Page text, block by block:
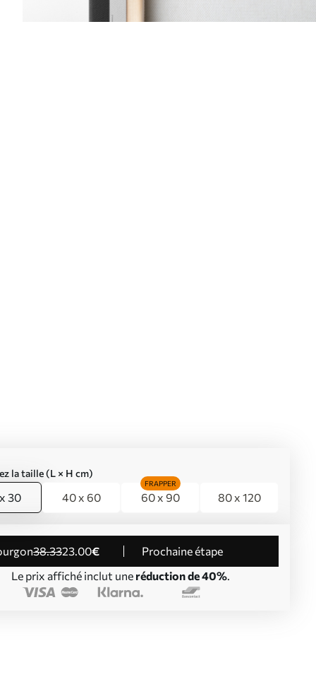
la taille (L × H cm)
30 40 x 60 60 x 90
FRAPPER
80 x 120
38.3323.00€
Prochaine étape
Le prix affiché inclut une réduction de 40%.